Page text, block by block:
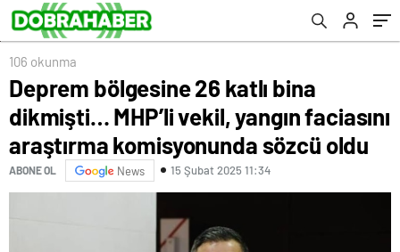
komisyonunda sözcü oldu
106 okunma
Deprem bölgesine 26 katlı bina
dikmişti… MHP’li vekil, yangın faciasını
araştırma komisyonunda sözcü oldu
ABONE OL News 15 Şubat 2025 11:34